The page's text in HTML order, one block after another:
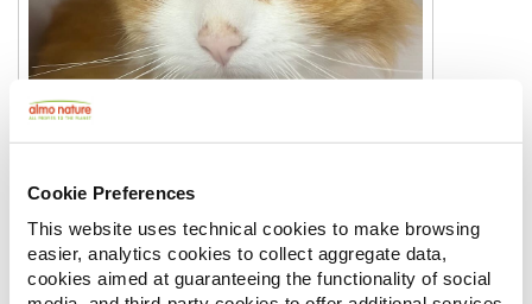
Cookie Preferences
This website uses technical cookies to make browsing
easier, analytics cookies to collect aggregate data,
cookies aimed at guaranteeing the functionality of social